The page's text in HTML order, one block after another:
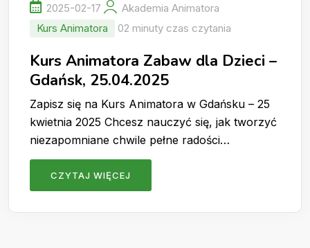
2025-02-17
Akademia Animatora
Kurs Animatora
02 minuty czas czytania
Kurs Animatora Zabaw dla Dzieci –
Gdańsk, 25.04.2025
Zapisz się na Kurs Animatora w Gdańsku – 25
kwietnia 2025 Chcesz nauczyć się, jak tworzyć
niezapomniane chwile pełne radości…
CZYTAJ WIĘCEJ